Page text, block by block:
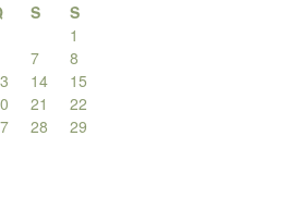
S
S
1
7
8
14
15
21
22
28
29